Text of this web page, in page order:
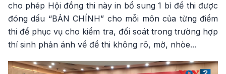
cho phép Hội đồng thi này in bổ sung 1 bì đề thi được
đóng dấu “BẢN CHÍNH” cho mỗi môn của từng điểm
thi để phục vụ cho kiểm tra, đối soát trong trường hợp
thí sinh phản ánh về đề thi không rõ, mờ, nhòe...